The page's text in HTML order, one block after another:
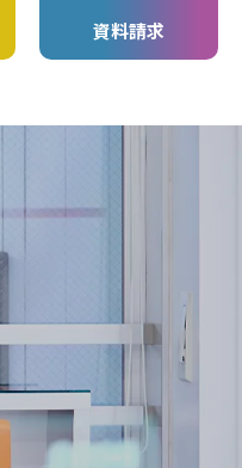
資料請求